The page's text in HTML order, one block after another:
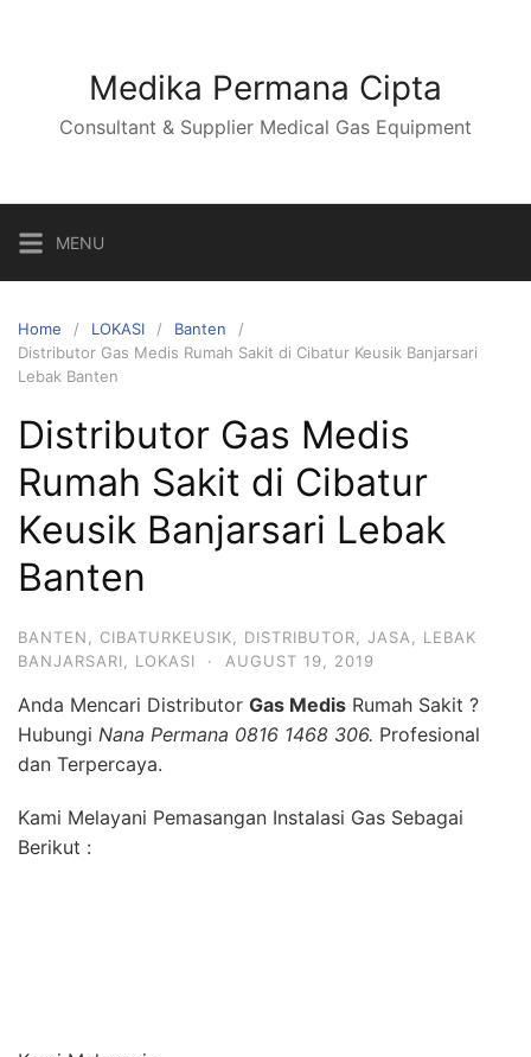
Medika Permana Cipta
Consultant & Supplier Medical Gas Equipment
MENU
Home LOKASI
Banten
Distributor Gas Medis Rumah Sakit di Cibatur Keusik Banjarsari
Lebak Banten
Distributor Gas Medis
Rumah Sakit di Cibatur
Keusik Banjarsari Lebak
Banten
BANTEN CIBATURKEUSIK DISTRIBUTOR JASA
LEBAK
BANJARSARI
LOKASI · AUGUST 19, 2019
Anda Mencari Distributor Gas Medis Rumah Sakit ?
Hubungi Nana Permana 0816 1468 306. Profesional
dan Terpercaya.
Kami Melayani Pemasangan Instalasi Gas Sebagai
Berikut :